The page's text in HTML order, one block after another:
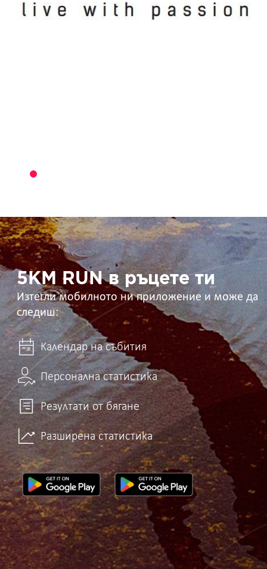
5KM
RUN
в
ръцете
ти 5KM RUN в ръцете ти
Изтегли мобилното ни приложение и може да
следиш:
Календар на събития
Персонална статистика
Резултати от бягане
Разширена статистика